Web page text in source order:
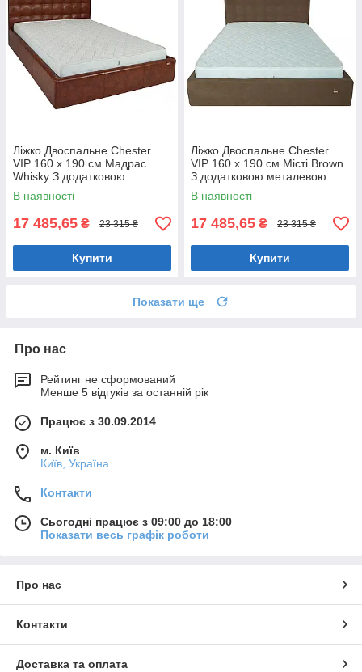
Ліжко Двоспальне Chester
VIP 160 х 190 см Мадрас
Whisky З додатковою
металевою цільнозварною
рамою Коричневий
В наявності
17 485,65 ₴ 23 315 ₴
Купити
Ліжко Двоспальне Chester
VIP 160 х 190 см Місті Brown
З додатковою металевою
цільнозварною рамою
Коричневий
В наявності
17 485,65 ₴ 23 315 ₴
Купити
Показати ще
Про нас
Рейтинг не сформований
Менше 5 відгуків за останній рік
Працює з 30.09.2014
м. Київ
Київ, Україна
Контакти
Сьогодні працює з 09:00 до 18:00
Показати весь графік роботи
Про нас
Контакти
Доставка та оплата